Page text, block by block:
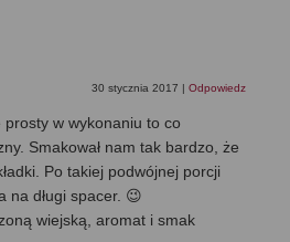
30 stycznia 2017 | Odpowiedz
w wykonaniu to co
Smakował nam tak bardzo, że
Po takiej podwójnej porcji
na długi spacer. 😉
wiejską, aromat i smak